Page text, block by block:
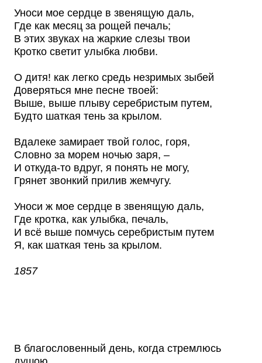
Уноси мое сердце в звенящую даль,
Где как месяц за рощей печаль;
В этих звуках на жаркие слезы твои
Кротко светит улыбка любви.
О дитя! как легко средь незримых зыбей
Доверяться мне песне твоей:
Выше, выше плыву серебристым путем,
Будто шаткая тень за крылом.
Вдалеке замирает твой голос, горя,
Словно за морем ночью заря, –
И откуда-то вдруг, я понять не могу,
Грянет звонкий прилив жемчугу.
Уноси ж мое сердце в звенящую даль,
Где кротка, как улыбка, печаль,
И всё выше помчусь серебристым путем
Я, как шаткая тень за крылом.
1857
В благословенный день, когда стремлюсь